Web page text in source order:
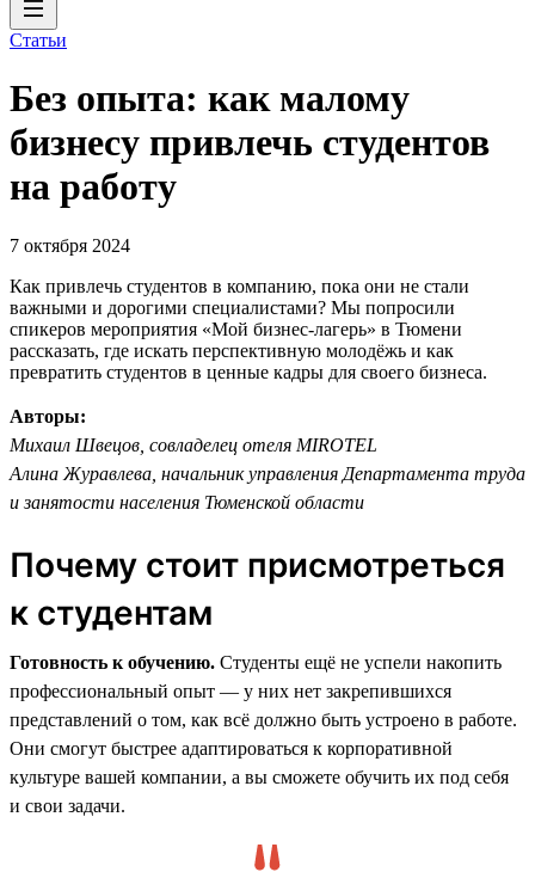
Статьи
Без опыта: как малому
бизнесу привлечь студентов
на работу
7 октября 2024
Как привлечь студентов в компанию, пока они не стали
важными и дорогими специалистами? Мы попросили
спикеров мероприятия «Мой бизнес-лагерь» в Тюмени
рассказать, где искать перспективную молодёжь и как
превратить студентов в ценные кадры для своего бизнеса.
Авторы:
Михаил Швецов, совладелец отеля MIROTEL
Алина Журавлева, начальник управления Департамента труда
и занятости населения Тюменской области
Почему стоит присмотреться
к студентам
Готовность к обучению. Студенты ещё не успели накопить
профессиональный опыт — у них нет закрепившихся
представлений о том, как всё должно быть устроено в работе.
Они смогут быстрее адаптироваться к корпоративной
культуре вашей компании, а вы сможете обучить их под себя
и свои задачи.